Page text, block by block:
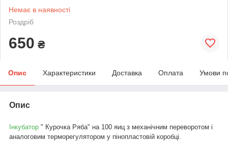
Немає в наявності
Роздріб
650 ₴
Опис Характеристики Доставка Оплата Умови
Опис
Інкубатор " Курочка Ряба" на 100 яиц з механічним переворотом і
аналоговим терморегулятором у пінопластовій коробці.